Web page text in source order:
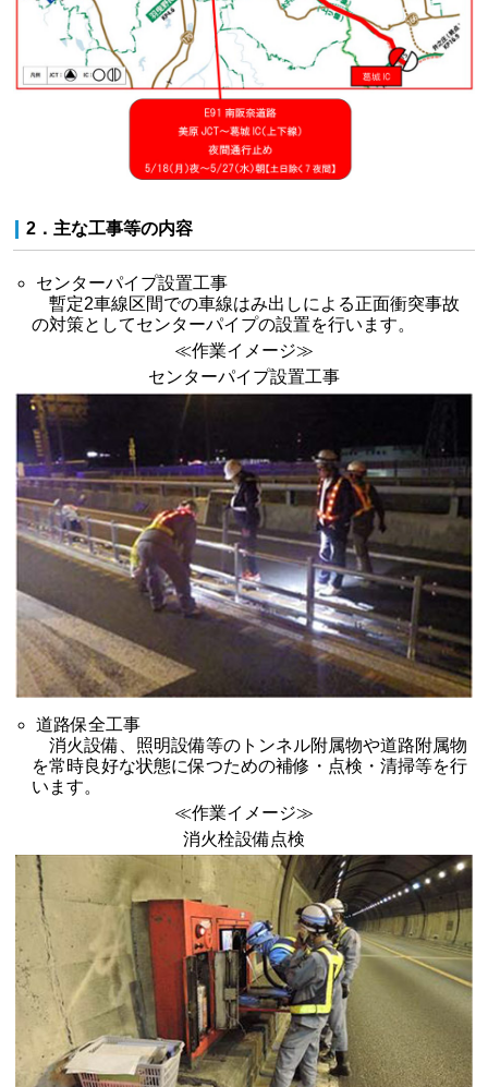
2．主な工事等の内容
センターパイプ設置工事
暫定2車線区間での車線はみ出しによる正面衝突事故
の対策としてセンターパイプの設置を行います。
≪作業イメージ≫
センターパイプ設置工事
道路保全工事
消火設備、照明設備等のトンネル附属物や道路附属物
を常時良好な状態に保つための補修・点検・清掃等を行
います。
≪作業イメージ≫
消火栓設備点検